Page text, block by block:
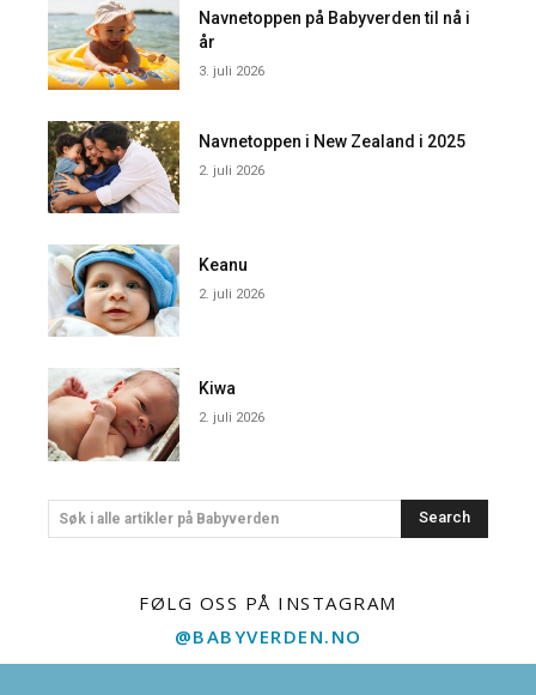
Navnetoppen på Babyverden til nå i
år
3. juli 2026
Navnetoppen i New Zealand i 2025
2. juli 2026
Keanu
2. juli 2026
Kiwa
2. juli 2026
Søk i alle artikler på Babyverden Search
FØLG OSS PÅ INSTAGRAM
@BABYVERDEN.NO